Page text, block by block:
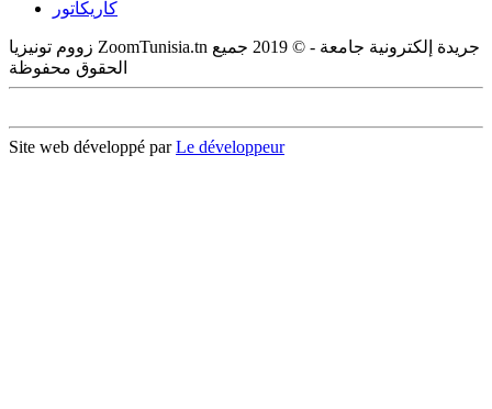
كاريكاتور
زووم تونيزيا ZoomTunisia.tn جريدة إلكترونية جامعة - © 2019 جميع
الحقوق محفوظة
Site web développé parLe développeur